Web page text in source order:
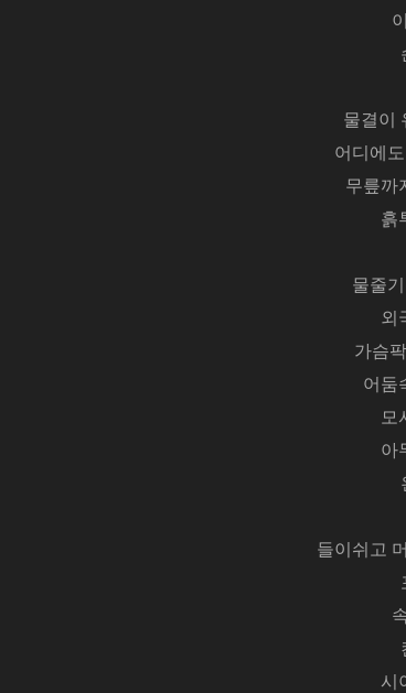
물결이
어디에
무릎까
흙
물줄
외
가슴
어둠
모
아
들이쉬고
시